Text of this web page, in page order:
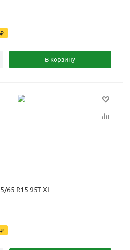
₽
В корзину
65 R15 95T XL
₽